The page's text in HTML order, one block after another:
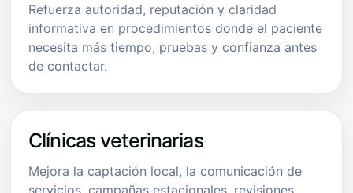
Refuerza autoridad, reputación y claridad
informativa en procedimientos donde el paciente
necesita más tiempo, pruebas y confianza antes
de contactar.
Clínicas veterinarias
Mejora la captación local, la comunicación de
servicios, campañas estacionales, revisiones,